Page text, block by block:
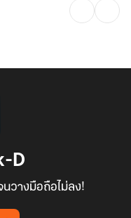
D
วางมือถือไม่ลง!